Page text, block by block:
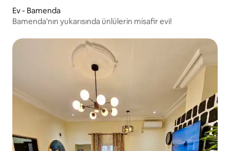
Ev - Bamenda
Bamenda'nın yukarısında ünlülerin misafir evi!